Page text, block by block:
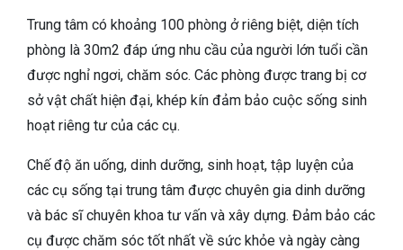
Trung tâm có khoảng 100 phòng ở riêng biệt, diện tích
phòng là 30m2 đáp ứng nhu cầu của người lớn tuổi cần
được nghỉ ngơi, chăm sóc. Các phòng được trang bị cơ
sở vật chất hiện đại, khép kín đảm bảo cuộc sống sinh
hoạt riêng tư của các cụ.
Chế độ ăn uống, dinh dưỡng, sinh hoạt, tập luyện của
các cụ sống tại trung tâm được chuyên gia dinh dưỡng
và bác sĩ chuyên khoa tư vấn và xây dựng. Đảm bảo các
cụ được chăm sóc tốt nhất về sức khỏe và ngày càng